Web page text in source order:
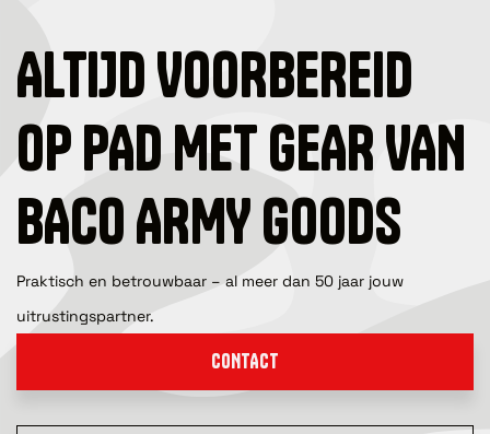
ALTIJD VOORBEREID
OP PAD MET GEAR VAN
BACO ARMY GOODS
Praktisch en betrouwbaar – al meer dan 50 jaar jouw
uitrustingspartner.
CONTACT